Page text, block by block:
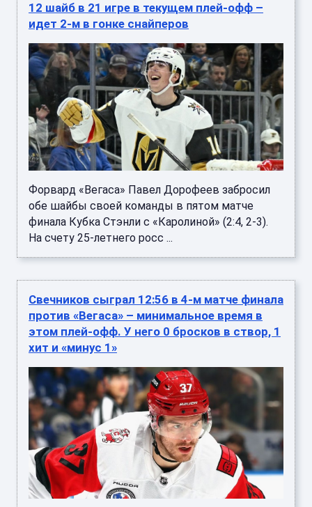
12 шайб в 21 игре в текущем плей-офф –
идет 2-м в гонке снайперов
Форвард «Вегаса» Павел Дорофеев забросил
обе шайбы своей команды в пятом матче
финала Кубка Стэнли с «Каролиной» (2:4, 2-3).
На счету 25-летнего росс ...
Свечников сыграл 12:56 в 4-м матче финала
против «Вегаса» – минимальное время в
этом плей-офф. У него 0 бросков в створ, 1
хит и «минус 1»